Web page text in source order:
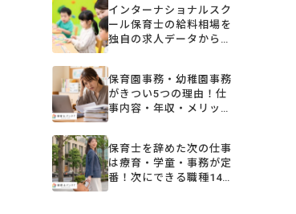
インターナショナルスク
ール保育士の給料相場を
独自の求人データから詳
保育園事務・幼稚園事務
がきつい5つの理由！仕
事内容・年収・メリット
保育士を辞めた次の仕事
は療育・学童・事務が定
番！次にできる職種14